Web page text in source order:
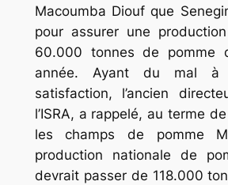
Macoumba Diouf que
pour assurer une
60.000 tonnes de pomme
année. Ayant du mal
satisfaction, l’ancien
l’ISRA, a rappelé, au terme
les champs de pomme
production nationale de
devrait passer de 118.000